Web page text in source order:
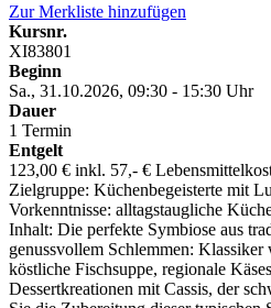
Zur Merkliste hinzufügen
Kursnr.
XI83801
Beginn
Sa., 31.10.2026, 09:30 - 15:30 Uhr
Dauer
1 Termin
Entgelt
123,00 € inkl. 57,- €
Zielgruppe: Küchenbegeisterte mit
Vorkenntnisse: alltagstaugliche
Inhalt: Die perfekte Symbiose aus
genussvollem Schlemmen:
köstliche Fischsuppe, regionale
Dessertkreationen mit Cassis, der